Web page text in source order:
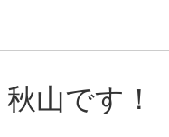
山です！